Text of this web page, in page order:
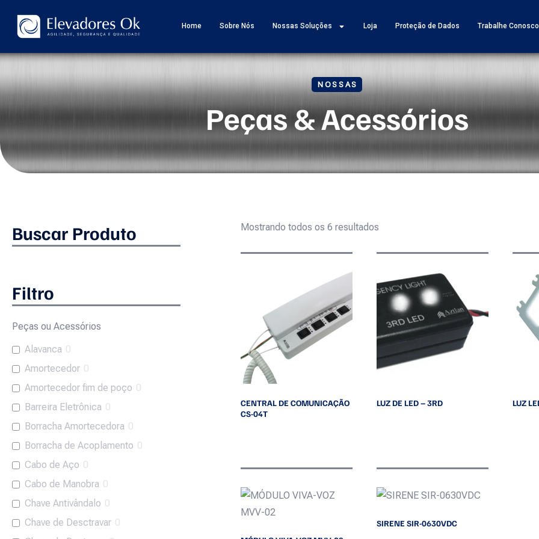
Home Sobre Nós Nossas Soluções Loja Proteção de Dados Trabalhe Conosco
NOSSAS
Peças & Acessórios
Buscar Produto
Filtro
Peças ou Acessórios
Alavanca 0
Amortecedor 0
Amortecedor fim de poço 0
Barreira Eletrônica 0
Borracha Amortecedora 0
Borracha de Acoplamento 0
Cabo de Aço 0
Cabo de Manobra 0
Chave Antivândalo 0
Chave de Desctravar 0
Mostrando todos os 6 resultados
CENTRAL DE COMUNICAÇÃO
CS-04T
LUZ DE LED – 3RD LUZ
SIRENE SIR-0630VDC